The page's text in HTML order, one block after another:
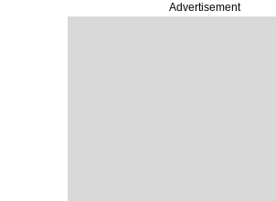
Advertisement